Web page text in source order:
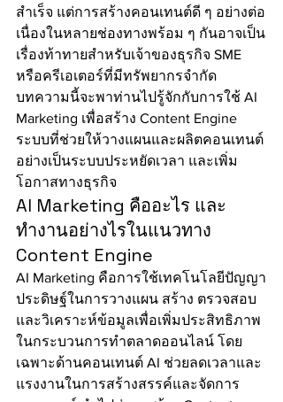
สำเร็จ แต่การสร้างคอนเทนต์ดี ๆ อย่างต่อ
เนื่องในหลายช่องทางพร้อม ๆ กันอาจเป็น
เรื่องท้าทายสำหรับเจ้าของธุรกิจ SME
หรือครีเอเตอร์ที่มีทรัพยากรจำกัด
บทความนี้จะพาท่านไปรู้จักกับการใช้ AI
Marketing เพื่อสร้าง Content Engine
ระบบที่ช่วยให้วางแผนและผลิตคอนเทนต์
อย่างเป็นระบบประหยัดเวลา และเพิ่ม
โอกาสทางธุรกิจ
AI Marketing คืออะไร และ
ทำงานอย่างไรในแนวทาง
Content Engine
AI Marketing คือการใช้เทคโนโลยีปัญญา
ประดิษฐ์ในการวางแผน สร้าง ตรวจสอบ
และวิเคราะห์ข้อมูลเพื่อเพิ่มประสิทธิภาพ
ในกระบวนการทำตลาดออนไลน์ โดย
เฉพาะด้านคอนเทนต์ AI ช่วยลดเวลาและ
แรงงานในการสร้างสรรค์และจัดการ